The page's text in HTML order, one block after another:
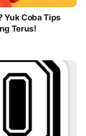
Yuk Coba Tips
Terus!